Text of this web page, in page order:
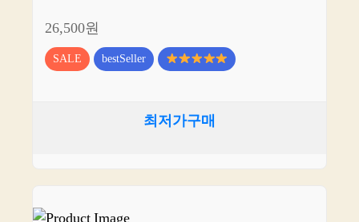
26,500원
SALE bestSeller
최저가구매